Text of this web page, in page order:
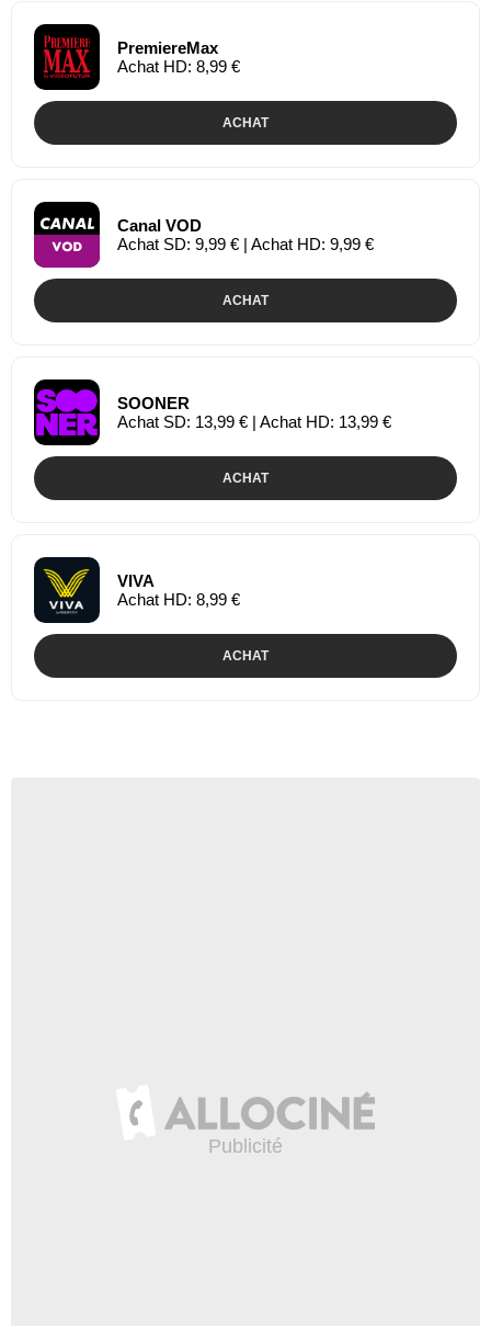
PremiereMax
Achat HD: 8,99 €
ACHAT
Canal VOD
Achat SD: 9,99 € | Achat HD: 9,99 €
ACHAT
SOONER
Achat SD: 13,99 € | Achat HD: 13,99 €
ACHAT
VIVA
Achat HD: 8,99 €
ACHAT